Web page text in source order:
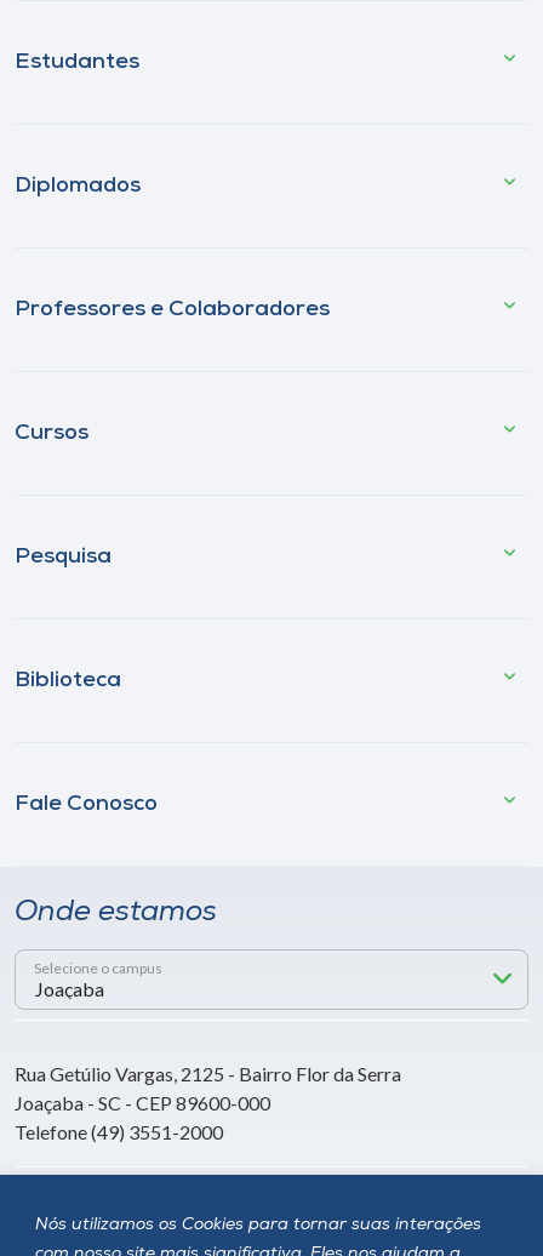
Nós utilizamos os Cookies para tornar suas interações
Estudantes
Diplomados
Professores e Colaboradores
Cursos
Pesquisa
Biblioteca
Fale Conosco
Onde estamos
Selecione o campus
Rua Getúlio Vargas, 2125 - Bairro Flor da Serra
Joaçaba - SC - CEP 89600-000
Telefone (49) 3551-2000
Siga a Unoesc